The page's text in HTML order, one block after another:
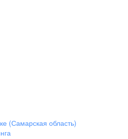
(Самарская область)